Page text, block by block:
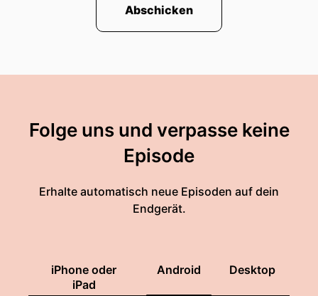
Abschicken
Folge uns und verpasse keine
Episode
Erhalte automatisch neue Episoden auf dein
Endgerät.
iPhone oder
iPad
Android Desktop